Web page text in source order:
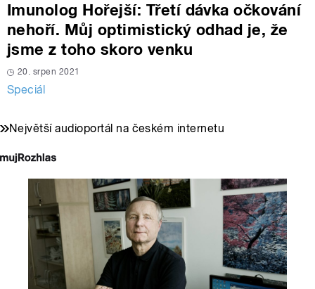
Imunolog Hořejší: Třetí dávka očkování
nehoří. Můj optimistický odhad je, že
jsme z toho skoro venku
20. srpen 2021
Speciál
Největší audioportál na českém internetu